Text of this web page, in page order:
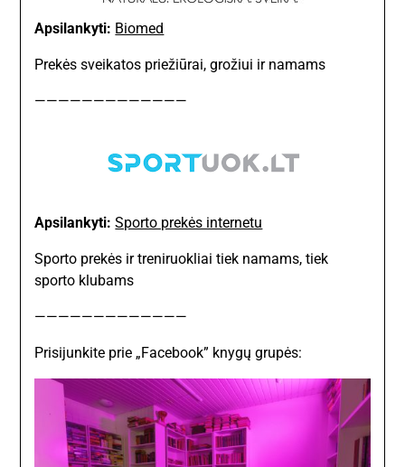
Apsilankyti: Biomed
Prekės sveikatos priežiūrai, grožiui ir namams
—————————————
Apsilankyti: Sporto prekės internetu
Sporto prekės ir treniruokliai tiek namams, tiek
sporto klubams
—————————————
Prisijunkite prie „Facebook” knygų grupės: